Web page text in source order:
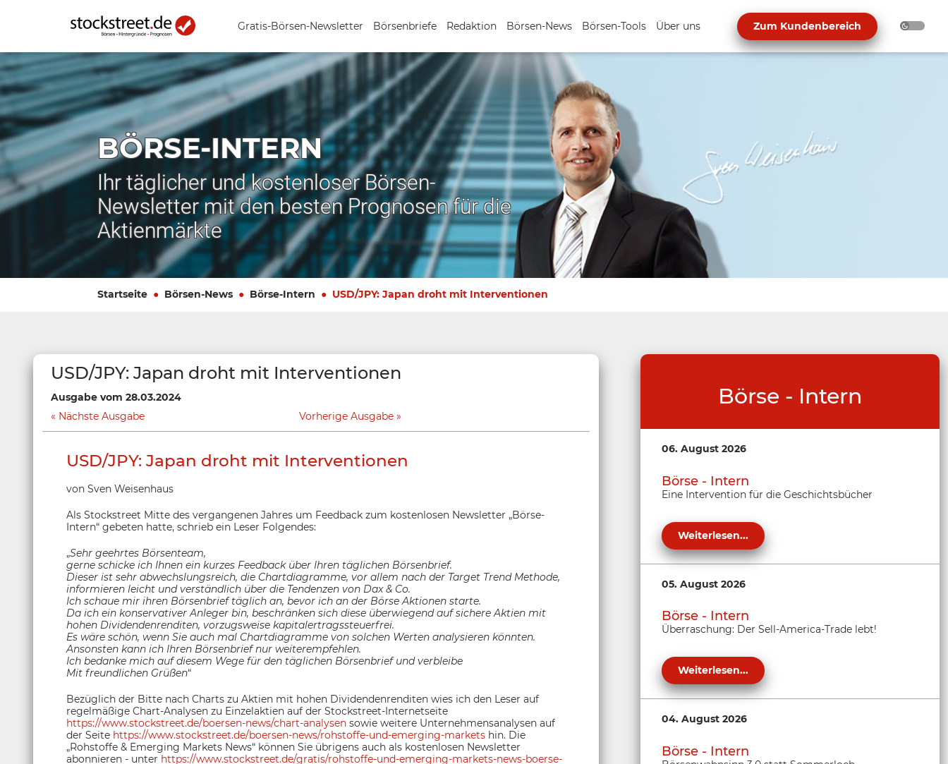
Gratis-Börsen-Newsletter Börsenbriefe Redaktion Börsen-News Börsen-Tools Über uns Zum Kundenbereich
BÖRSE-INTERN
Ihr täglicher und kostenloser Börsen-
Newsletter mit den besten Prognosen für die
Aktienmärkte
Startseite Börsen-News Börse-Intern USD/JPY: Japan droht mit Interventionen
USD/JPY: Japan droht mit Interventionen
Ausgabe vom 28.03.2024
Nächste Ausgabe
Vorherige Ausgabe
USD/JPY: Japan droht mit Interventionen
von Sven Weisenhaus
Als Stockstreet Mitte des vergangenen Jahres um Feedback zum kostenlosen Newsletter „Börse-
Intern“ gebeten hatte, schrieb ein Leser Folgendes:
„Sehr geehrtes Börsenteam,
gerne schicke ich Ihnen ein kurzes Feedback über Ihren täglichen Börsenbrief.
Dieser ist sehr abwechslungsreich, die Chartdiagramme, vor allem nach der Target Trend Methode,
informieren leicht und verständlich über die Tendenzen von Dax & Co.
Ich schaue mir ihren Börsenbrief täglich an, bevor ich an der Börse Aktionen starte.
Da ich ein konservativer Anleger bin, beschränken sich diese überwiegend auf sichere Aktien mit
hohen Dividendenrenditen, vorzugsweise kapitalertragssteuerfrei.
Es wäre schön, wenn Sie auch mal Chartdiagramme von solchen Werten analysieren könnten.
Ansonsten kann ich Ihren Börsenbrief nur weiterempfehlen.
Ich bedanke mich auf diesem Wege für den täglichen Börsenbrief und verbleibe
Mit freundlichen Grüßen“
Bezüglich der Bitte nach Charts zu Aktien mit hohen Dividendenrenditen wies ich den Leser auf
regelmäßige Chart-Analysen zu Einzelaktien auf der Stockstreet-Internetseite
https://www.stockstreet.de/boersen-news/chart-analysen sowie weitere Unternehmensanalysen auf
der Seite https://www.stockstreet.de/boersen-news/rohstoffe-und-emerging-markets hin. Die
„Rohstoffe & Emerging Markets News“ können Sie übrigens auch als kostenlosen Newsletter
abonnieren - unter https://www.stockstreet.de/gratis/rohstoffe-und-emerging-markets-news-boerse-
Börse - Intern
06. August 2026
Börse - Intern
Eine Intervention für die Geschichtsbücher
Weiterlesen...
05. August 2026
Börse - Intern
Überraschung: Der Sell-America-Trade lebt!
Weiterlesen...
04. August 2026
Börse - Intern